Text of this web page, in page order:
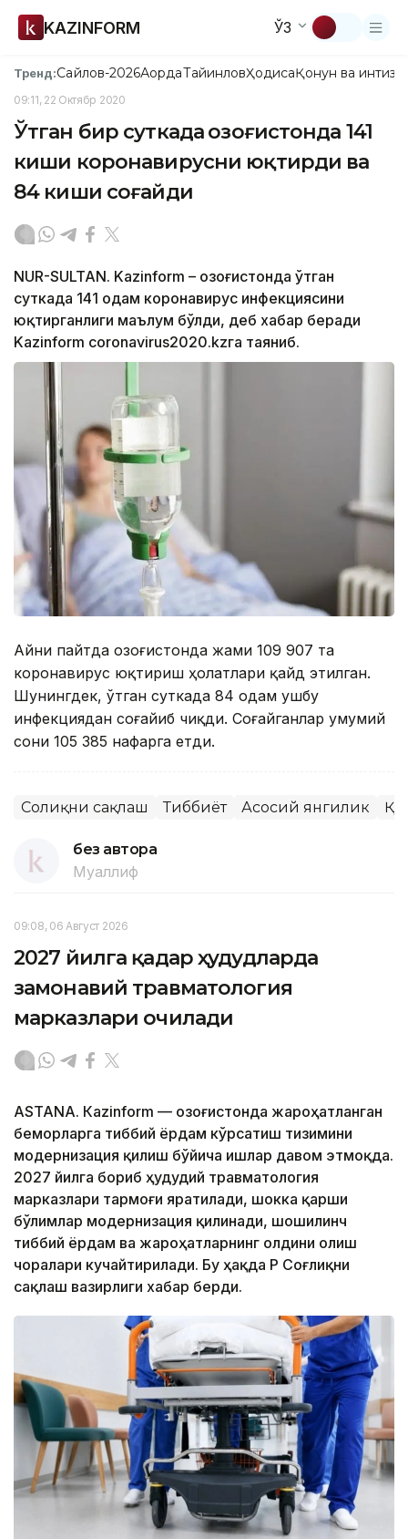
KAZINFORM ЎЗ
Тренд:Сайлов-2026АқордаТайинловҲодисаҚонун ва
09:11, 22 Октябр 2020
Ўтган бир суткада Қозоғистонда 141
киши коронавирусни юқтирди ва
84 киши соғайди
NUR-SULTAN. Kazinform – Қозоғистонда ўтган
суткада 141 одам коронавирус инфекциясини
юқтирганлиги маълум бўлди, деб хабар беради
Kazinform coronavirus2020.kzга таяниб.
Айни пайтда Қозоғистонда жами 109 907 та
коронавирус юқтириш ҳолатлари қайд этилган.
Шунингдек, ўтган суткада 84 одам ушбу
инфекциядан соғайиб чиқди. Соғайганлар умумий
сони 105 385 нафарга етди.
Соғлиқни сақлаш Тиббиёт Асосий янгилик ҚР
без автора
Муаллиф
09:08, 06 Август 2026
2027 йилга қадар ҳудудларда
замонавий травматология
марказлари очилади
ASTANА. Кazinform — Қозоғистонда жароҳатланган
беморларга тиббий ёрдам кўрсатиш тизимини
модернизация қилиш бўйича ишлар давом этмоқда.
2027 йилга бориб ҳудудий травматология
марказлари тармоғи яратилади, шокка қарши
бўлимлар модернизация қилинади, шошилинч
тиббий ёрдам ва жароҳатларнинг олдини олиш
чоралари кучайтирилади. Бу ҳақда ҚР Соғлиқни
сақлаш вазирлиги хабар берди.